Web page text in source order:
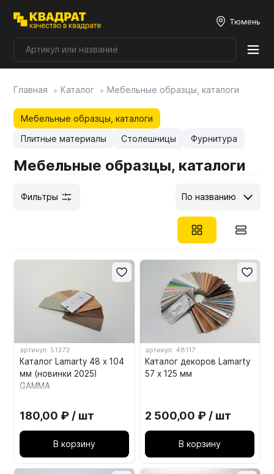
Тюмень
Плитные материалы
Фурнитура
Столешницы
Мебельные образцы, каталоги
Главная Каталог Мебельные образцы, каталоги
Мебельные образцы, каталоги
Плитные материалы
Столешницы Фурнитура
Мебельные образцы, каталоги
По названию
Фильтры
артикул: 51373
Каталог Lamarty 48 х 104
мм (новинки 2025)
GAMMA
180,00 ₽ / шт
В корзину
артикул: 48117
Каталог декоров Lamarty
57 х 125 мм
2 500,00 ₽ / шт
В корзину